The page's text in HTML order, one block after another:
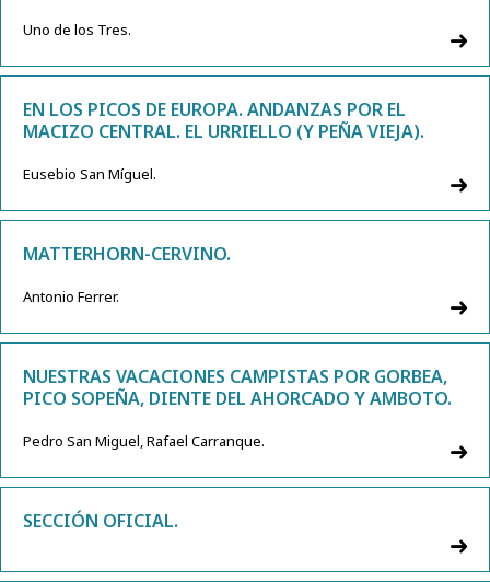
Uno de los Tres.
EN LOS PICOS DE EUROPA. ANDANZAS POR EL
MACIZO CENTRAL. EL URRIELLO (Y PEÑA VIEJA).
Eusebio San Míguel.
MATTERHORN-CERVINO.
Antonio Ferrer.
NUESTRAS VACACIONES CAMPISTAS POR GORBEA,
PICO SOPEÑA, DIENTE DEL AHORCADO Y AMBOTO.
Pedro San Miguel, Rafael Carranque.
SECCIÓN OFICIAL.